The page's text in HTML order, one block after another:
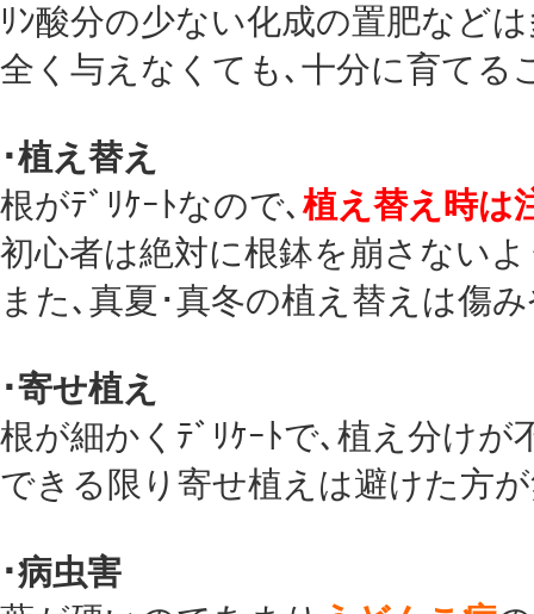
ﾘﾝ酸分の少ない化成の置肥など
全く与えなくても､十分に育てる
･植え替え
根がﾃﾞﾘｹｰﾄなので､ 植え替え時は
初心者は絶対に根鉢を崩さない
また､真夏･真冬の植え替えは傷
･寄せ植え
根が細かくﾃﾞﾘｹｰﾄで､植え分けが
できる限り寄せ植えは避けた方
･病虫害